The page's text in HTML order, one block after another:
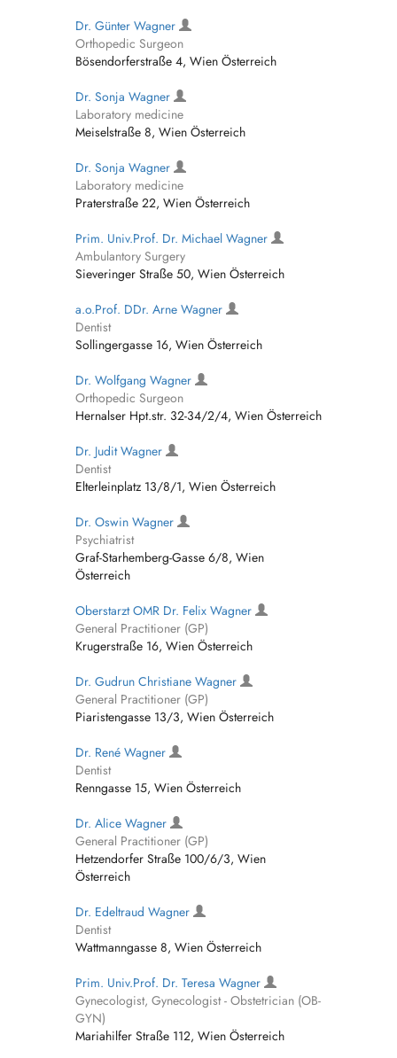
Dr. Günter Wagner
Orthopedic Surgeon
Bösendorferstraße 4, Wien Österreich
Dr. Sonja Wagner
Laboratory medicine
Meiselstraße 8, Wien Österreich
Dr. Sonja Wagner
Laboratory medicine
Praterstraße 22, Wien Österreich
Prim. Univ.Prof. Dr. Michael Wagner
Ambulantory Surgery
Sieveringer Straße 50, Wien Österreich
a.o.Prof. DDr. Arne Wagner
Dentist
Sollingergasse 16, Wien Österreich
Dr. Wolfgang Wagner
Orthopedic Surgeon
Hernalser Hpt.str. 32-34/2/4, Wien Österreich
Dr. Judit Wagner
Dentist
Elterleinplatz 13/8/1, Wien Österreich
Dr. Oswin Wagner
Psychiatrist
Graf-Starhemberg-Gasse 6/8, Wien
Österreich
Oberstarzt OMR Dr. Felix Wagner
General Practitioner (GP)
Krugerstraße 16, Wien Österreich
Dr. Gudrun Christiane Wagner
General Practitioner (GP)
Piaristengasse 13/3, Wien Österreich
Dr. René Wagner
Dentist
Renngasse 15, Wien Österreich
Dr. Alice Wagner
General Practitioner (GP)
Hetzendorfer Straße 100/6/3, Wien
Österreich
Dr. Edeltraud Wagner
Dentist
Wattmanngasse 8, Wien Österreich
Prim. Univ.Prof. Dr. Teresa Wagner
Gynecologist, Gynecologist - Obstetrician (OB-
GYN)
Mariahilfer Straße 112, Wien Österreich